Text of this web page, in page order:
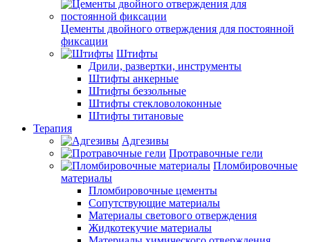
Цементы двойного отверждения для постоянной
фиксации
Штифты
Дрили, развертки, инструменты
Штифты анкерные
Штифты беззольные
Штифты стекловолоконные
Штифты титановые
Терапия
Адгезивы
Протравочные гели
Пломбировочные
материалы
Пломбировочные цементы
Сопутствующие материалы
Материалы светового отверждения
Жидкотекучие материалы